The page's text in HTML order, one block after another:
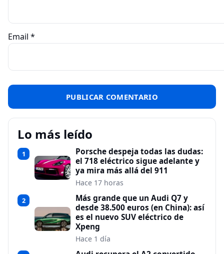
Email *
Lo más leído
1
Porsche despeja todas las dudas:
el 718 eléctrico sigue adelante y
ya mira más allá del 911
Hace 17 horas
2
Más grande que un Audi Q7 y
desde 38.500 euros (en China): así
es el nuevo SUV eléctrico de
Xpeng
Hace 1 día